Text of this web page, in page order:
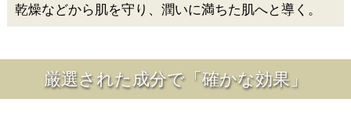
乾燥などから肌を守り、潤いに満ちた肌へと導く。
厳選された成分で「確かな効果」